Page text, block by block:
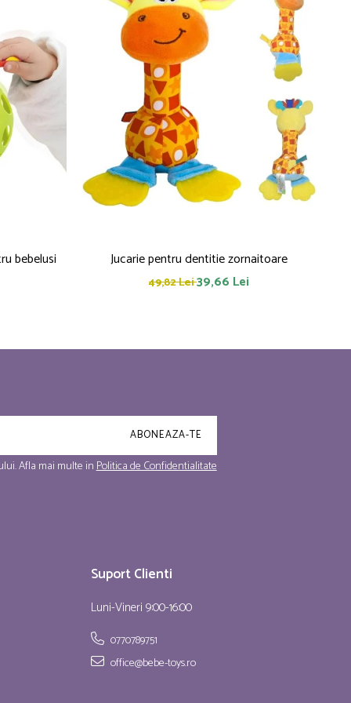
jucarie pentru bebelusi Jucarie pentru dentitie zornaitoare
49,82 Lei39,66 Lei
Afla mai multe inPolitica de Confidentialitate
Suport Clienti
Luni-Vineri 9:00-16:00
0770789751
office@bebe-toys.ro